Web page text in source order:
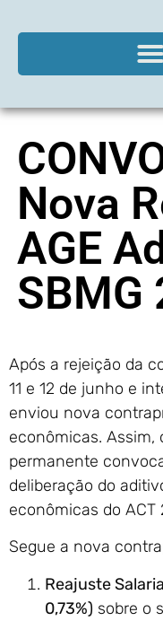
Nova
AGE
Após a rejeição da
11 e 12 de junho e
enviou nova
econômicas. Assim,
permanente
deliberação do
econômicas do ACT
Segue a nova
Reajuste
0,73%) sobre o